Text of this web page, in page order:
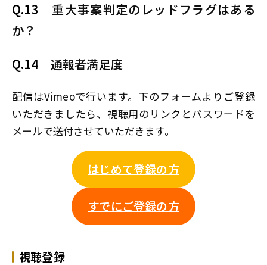
Q.13 重大事案判定のレッドフラグはある
か？
Q.14 通報者満足度
配信はVimeoで行います。下のフォームよりご登録
いただきましたら、視聴用のリンクとパスワードを
メールで送付させていただきます。
はじめて登録の方
すでにご登録の方
視聴登録